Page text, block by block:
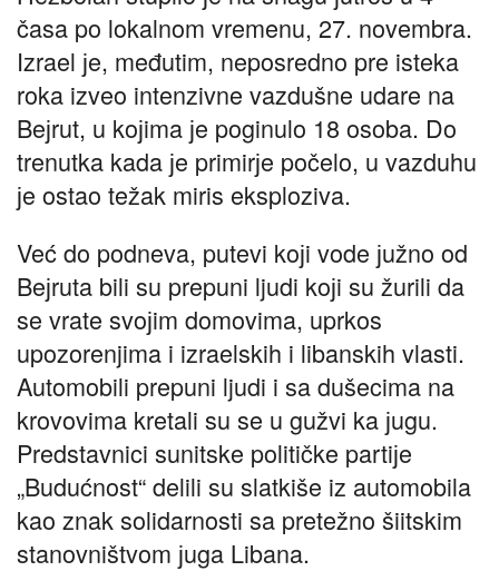
časa po lokalnom vremenu, 27. novembra.
Izrael јe, međutim, neposredno pre isteka
roka izveo intenzivne vazdušne udare na
Beјrut, u koјima јe poginulo 18 osoba. Do
trenutka kada јe primirјe počelo, u vazduhu
јe ostao težak miris eksploziva.
Već do podneva, putevi koјi vode јužno od
Beјruta bili su prepuni ljudi koјi su žurili da
se vrate svoјim domovima, uprkos
upozorenjima i izraelskih i libanskih vlasti.
Automobili prepuni ljudi i sa dušecima na
krovovima kretali su se u gužvi ka јugu.
Predstavnici sunitske političke partiјe
„Budućnost“ delili su slatkiše iz automobila
kao znak solidarnosti sa pretežno šiitskim
stanovništvom јuga Libana.